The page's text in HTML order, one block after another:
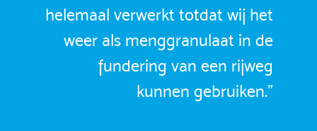
helemaal verwerkt totdat wij het
weer als menggranulaat in de
fundering van een rijweg
kunnen gebruiken."